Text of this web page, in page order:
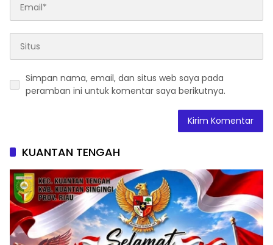
Simpan nama, email, dan situs web saya pada
peramban ini untuk komentar saya berikutnya.
KUANTAN TENGAH